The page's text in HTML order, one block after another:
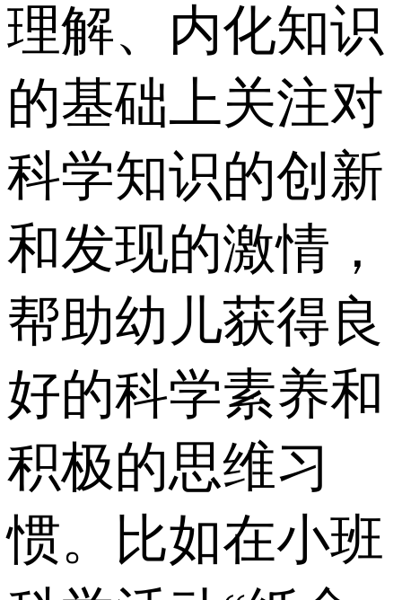
理解、内化知识
的基础上关注对
科学知识的创新
和发现的激情，
帮助幼儿获得良
好的科学素养和
积极的思维习
惯。比如在小班